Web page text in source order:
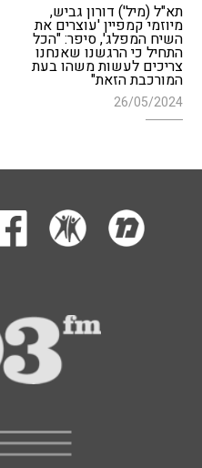
תא"ל (מיל') דורון גביש,
מיוזמי קמפיין 'עוצרים את
השיח המפלג', סיפר: "הכל
התחיל כי הרגשנו שאנחנו
צריכים לעשות משהו בעת
המורכבת הזאת"
26/05/2024